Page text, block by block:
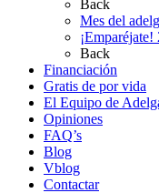
Back
Mes del
¡Emparéjate!
Back
Financiación
Gratis de por vida
El Equipo de
Opiniones
FAQ’s
Blog
Vblog
Contactar